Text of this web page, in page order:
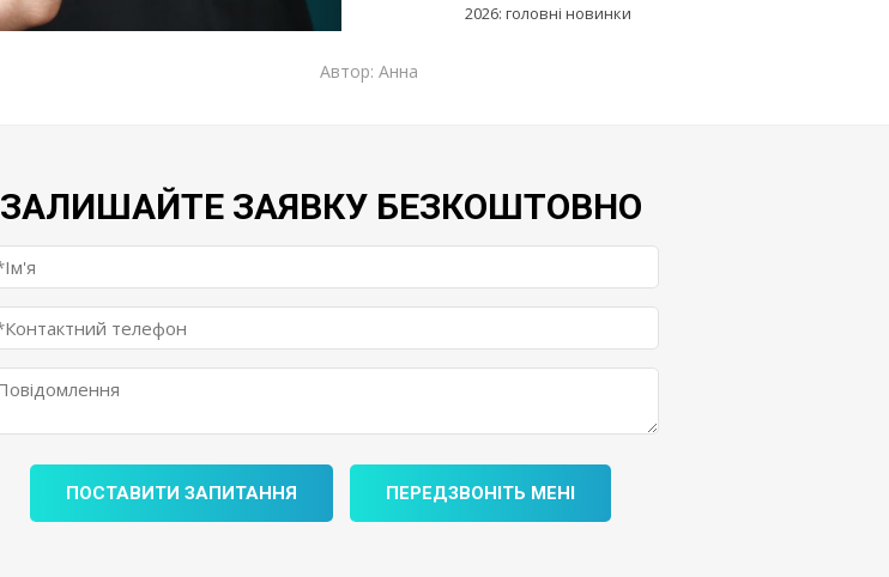
Автор: Анна
2026: головні новинки
ЗАЛИШАЙТЕ ЗАЯВКУ БЕЗКОШТОВНО
ПОСТАВИТИ ЗАПИТАННЯ ПЕРЕДЗВОНІТЬ МЕНІ